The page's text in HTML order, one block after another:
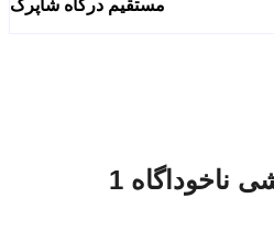
مستقیم درگاه شاپرک
ناخوداگاه 1